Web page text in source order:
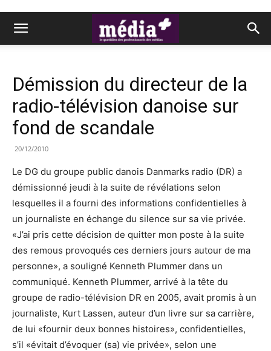
Démission du directeur de la
radio-télévision danoise sur
fond de scandale
20/12/2010
Le DG du groupe public danois Danmarks radio (DR) a
démissionné jeudi à la suite de révélations selon
lesquelles il a fourni des informations confidentielles à
un journaliste en échange du silence sur sa vie privée.
«J’ai pris cette décision de quitter mon poste à la suite
des remous provoqués ces derniers jours autour de ma
personne», a souligné Kenneth Plummer dans un
communiqué. Kenneth Plummer, arrivé à la tête du
groupe de radio-télévision DR en 2005, avait promis à un
journaliste, Kurt Lassen, auteur d’un livre sur sa carrière,
de lui «fournir deux bonnes histoires», confidentielles,
s’il «évitait d’évoquer (sa) vie privée», selon une